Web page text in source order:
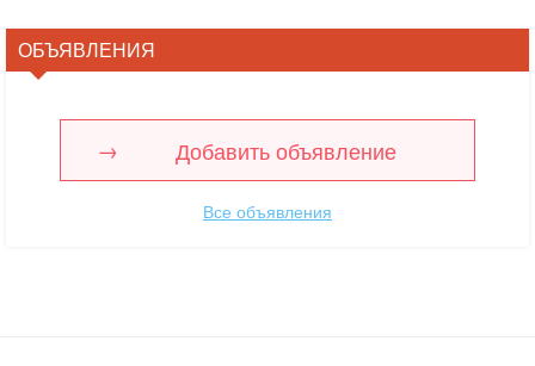
ОБЪЯВЛЕНИЯ
Добавить объявление
Все объявления